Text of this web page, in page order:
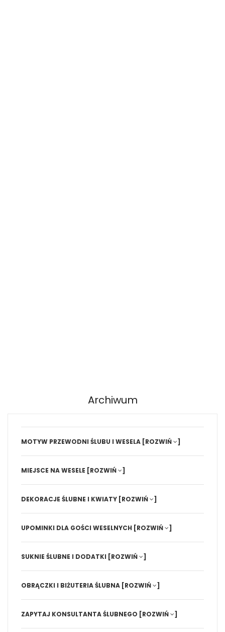
Archiwum
MOTYW PRZEWODNI ŚLUBU I WESELA [ROZWIŃ ]
MIEJSCE NA WESELE [ROZWIŃ ]
DEKORACJE ŚLUBNE I KWIATY [ROZWIŃ ]
UPOMINKI DLA GOŚCI WESELNYCH [ROZWIŃ ]
SUKNIE ŚLUBNE I DODATKI [ROZWIŃ ]
OBRĄCZKI I BIŻUTERIA ŚLUBNA [ROZWIŃ ]
ZAPYTAJ KONSULTANTA ŚLUBNEGO [ROZWIŃ ]